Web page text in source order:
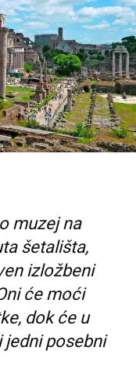
muzej na
šetališta,
izložbeni
će moći
dok će u
posebni